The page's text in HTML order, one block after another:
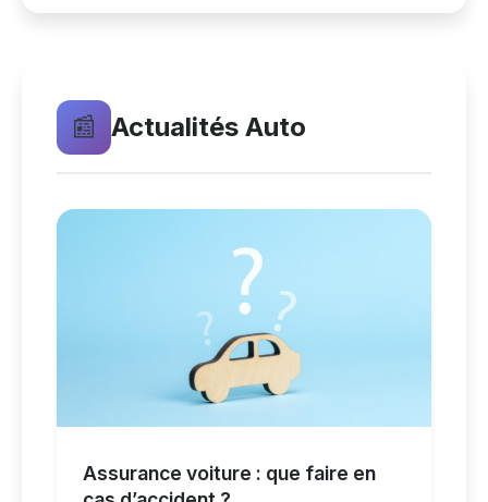
📰 Actualités Auto
Assurance voiture : que faire en